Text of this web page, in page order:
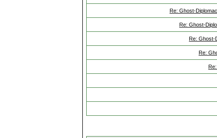
Re: Ghost-
Re: Ghost-
Re: Ghost-
Re: